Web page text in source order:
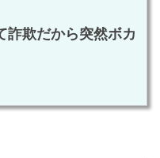
詐欺だから突然ボカ